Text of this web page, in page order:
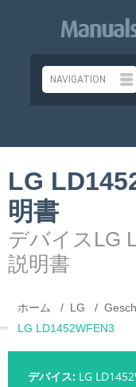
LG
明書
デバイスLG
説明書
ホーム LG
LG LD1452WFEN3
デバイス: LG